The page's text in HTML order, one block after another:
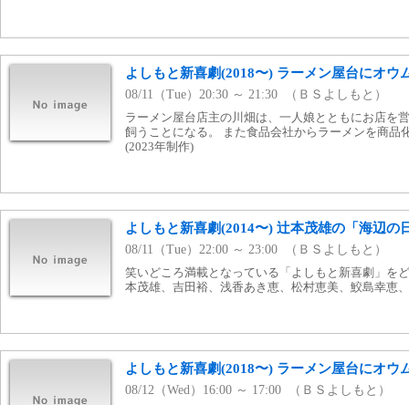
よしもと新喜劇(2018〜) ラーメン屋台にオウ
08/11（Tue）20:30 ～ 21:30 （ＢＳよしもと）
ラーメン屋台店主の川畑は、一人娘とともにお店を
飼うことになる。 また食品会社からラーメンを商
(2023年制作)
よしもと新喜劇(2014〜) 辻本茂雄の「海辺の
08/11（Tue）22:00 ～ 23:00 （ＢＳよしもと）
笑いどころ満載となっている「よしもと新喜劇」を
本茂雄、吉田裕、浅香あき恵、松村恵美、鮫島幸恵
よしもと新喜劇(2018〜) ラーメン屋台にオウ
08/12（Wed）16:00 ～ 17:00 （ＢＳよしもと）